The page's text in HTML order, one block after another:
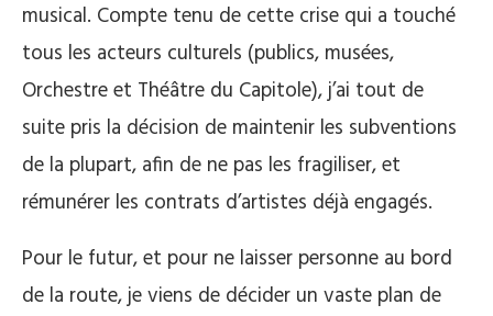
musical. Compte tenu de cette crise qui a touché
tous les acteurs culturels (publics, musées,
Orchestre et Théâtre du Capitole), j’ai tout de
suite pris la décision de maintenir les subventions
de la plupart, afin de ne pas les fragiliser, et
rémunérer les contrats d’artistes déjà engagés.
Pour le futur, et pour ne laisser personne au bord
de la route, je viens de décider un vaste plan de